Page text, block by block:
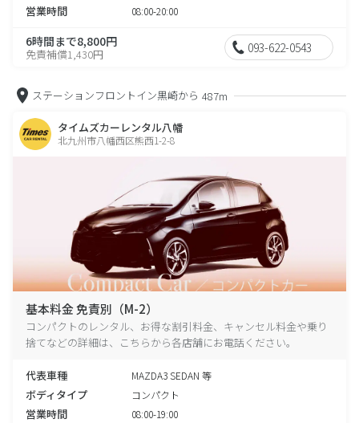
営業時間 08:00-20:00
6時間まで8,800円
免責補償1,430円 093-622-0543
ステーションフロントイン黒崎から 487m
タイムズカーレンタル八幡
北九州市八幡西区熊西1-2-8
基本料金 免責別（M-2）
コンパクトのレンタル、お得な割引料金、キャンセル料金や乗り
捨てなどの詳細は、こちらから各店舗にお電話ください。
代表車種 MAZDA3 SEDAN 等
ボディタイプ コンパクト
営業時間 08:00-19:00